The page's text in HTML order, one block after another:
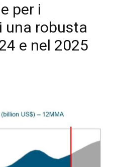
per i
una robusta
e nel 2025